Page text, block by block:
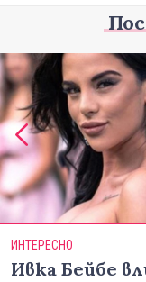
ИНТЕРЕСНО
Ивка Бейбе